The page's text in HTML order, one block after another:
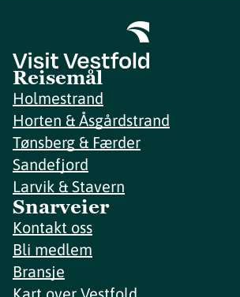
Reisemål
Holmestrand
Horten & Åsgårdstrand
Tønsberg & Færder
Sandefjord
Larvik & Stavern
Snarveier
Kontakt oss
Bli medlem
Bransje